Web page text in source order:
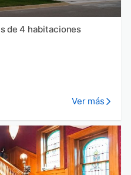
de 4 habitaciones
Ver más